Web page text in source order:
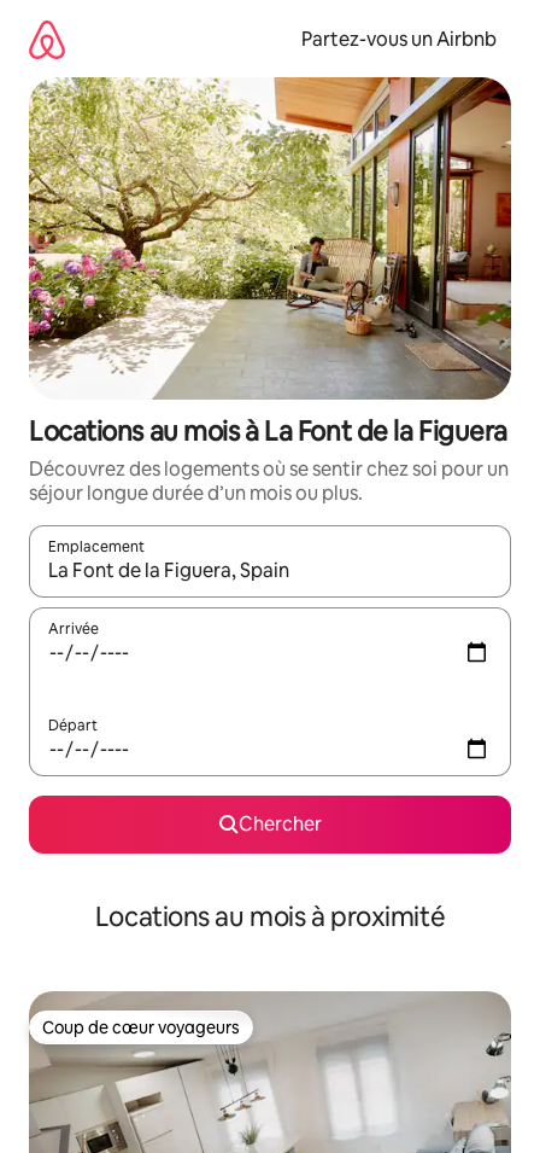
directement
contenu
Partez-vous un Airbnb
Locations au mois à La Font de la Figuera
Découvrez des logements où se sentir chez soi pour un
séjour longue durée d’un mois ou plus.
Emplacement
Quand les résultats sont affichés, parcourez-les en utilisant
Arrivée
Départ
Chercher
Locations au mois à proximité
Coup de cœur voyageurs
Coup de cœur voyageurs